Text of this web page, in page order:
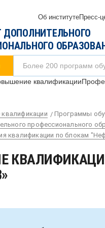
Об институтеПресс-
ДОПОЛНИТЕЛЬНОГО
квалификации
Программы
профессионального
квалификации по блокам